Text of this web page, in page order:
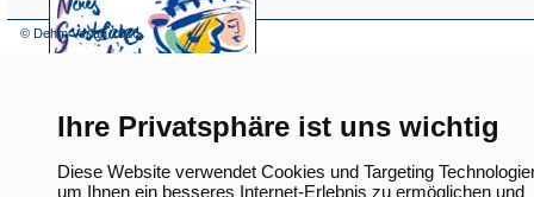
Ihre Privatsphäre ist uns wichtig
Diese Website verwendet Cookies und Targeting
um Ihnen ein besseres Internet-Erlebnis zu ermöglichen und
© Dehm Verlag2026